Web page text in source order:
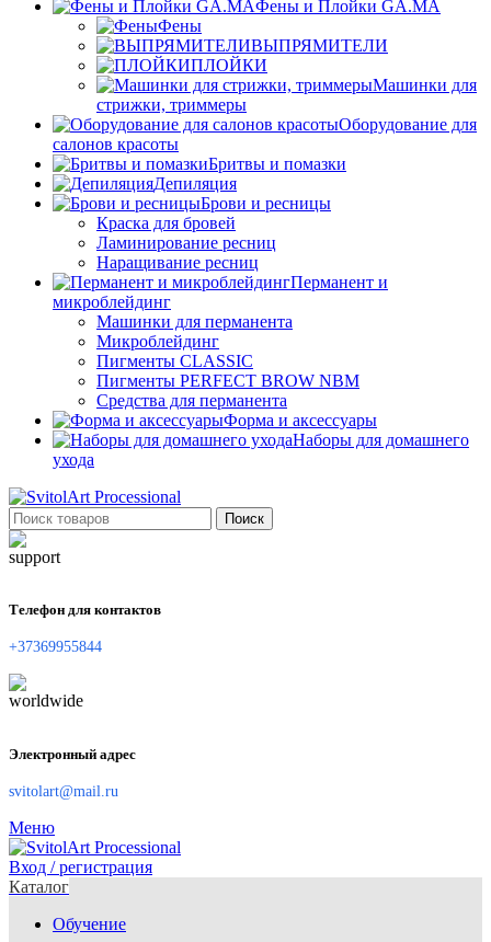
Фены и Плойки GA.MA
Фены
ВЫПРЯМИТЕЛИ
ПЛОЙКИ
Машинки для
стрижки, триммеры
Оборудование для
салонов красоты
Бритвы и помазки
Депиляция
Брови и ресницы
Краска для бровей
Ламинирование ресниц
Наращивание ресниц
Перманент и
микроблейдинг
Машинки для перманента
Микроблейдинг
Пигменты CLASSIC
Пигменты PERFECT BROW NBM
Средства для перманента
Форма и аксессуары
Наборы для домашнего
ухода
Поиск
Телефон для контактов
+37369955844
Электронный адрес
svitolart@mail.ru
Меню
Вход / регистрация
Каталог
Обучение